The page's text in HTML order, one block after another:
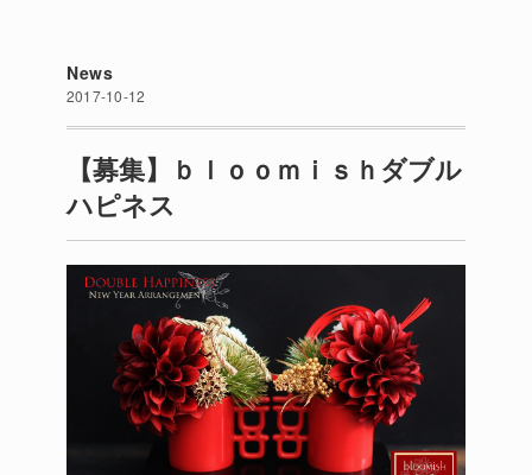
News
2017-10-12
【募集】ｂｌｏｏｍｉｓｈダブル
ハピネス